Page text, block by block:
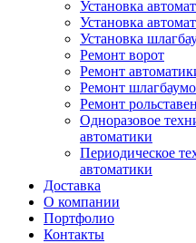
Установка
Установка
Установка
Ремонт ворот
Ремонт
Ремонт
Ремонт
Одноразовое
автоматики
Периодическое
автоматики
Доставка
О компании
Портфолио
Контакты